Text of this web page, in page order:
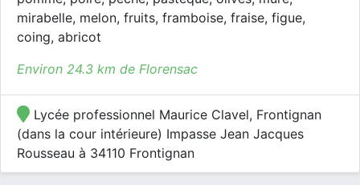
mirabelle, melon, fruits, framboise, fraise, figue,
coing, abricot
Environ 24.3 km de Florensac
Lycée professionnel Maurice Clavel, Frontignan
(dans la cour intérieure) Impasse Jean Jacques
Rousseau à 34110 Frontignan